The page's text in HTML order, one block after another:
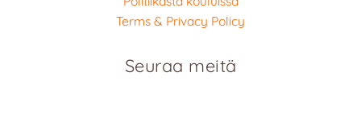
Terms & Privacy Policy
Seuraa meitä